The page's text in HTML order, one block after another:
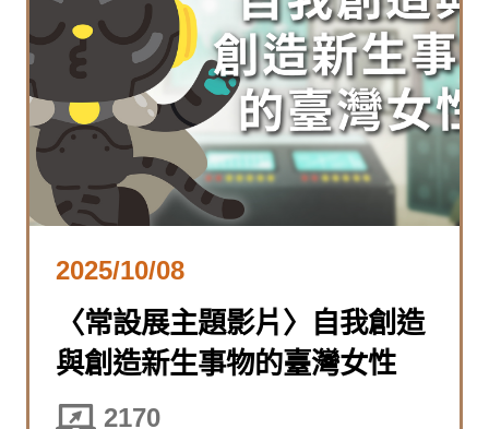
2025/10/08
〈常設展主題影片〉自我創造
與創造新生事物的臺灣女性
2170